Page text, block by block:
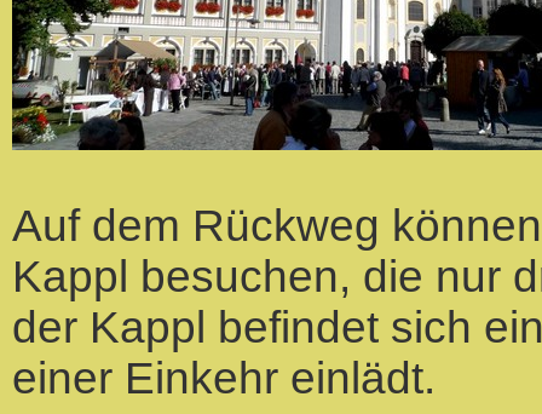
Auf dem Rückweg
Kappl besuchen, die nur
der Kappl befindet sich
einer Einkehr einlädt.